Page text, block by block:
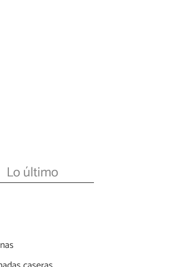
Lo último